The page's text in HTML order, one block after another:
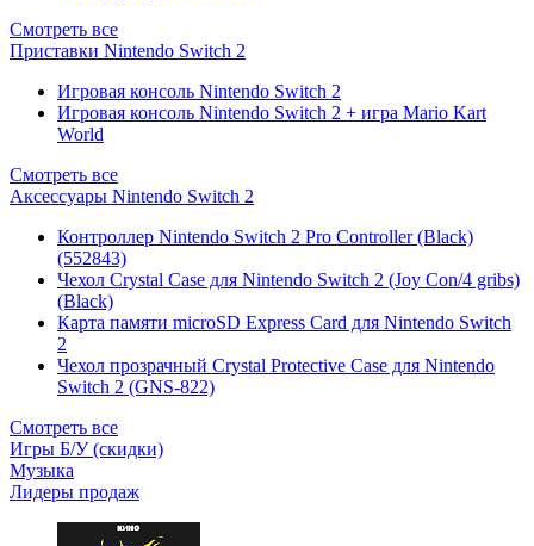
Смотреть все
Приставки Nintendo Switch 2
Игровая консоль Nintendo Switch 2
Игровая консоль Nintendo Switch 2 + игра Mario Kart
World
Смотреть все
Аксессуары Nintendo Switch 2
Контроллер Nintendo Switch 2 Pro Controller (Black)
(552843)
Чехол Сrystal Сase для Nintendo Switch 2 (Joy Con/4 gribs)
(Black)
Карта памяти microSD Express Card для Nintendo Switch
2
Чехол прозрачный Crystal Protective Case для Nintendo
Switch 2 (GNS-822)
Смотреть все
Игры Б/У (скидки)
Музыка
Лидеры продаж